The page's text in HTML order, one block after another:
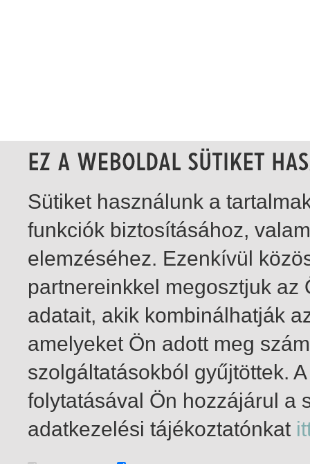
1-6 / insgesamt 6 Treffer
Sütiket használunk a
funkciók biztosításához,
elemzéséhez. Ezenkívül
partnereinkkel megosztjuk
adatait, akik kombinálhatják
amelyeket Ön adott meg
szolgáltatásokból gyűjtöttek.
folytatásával Ön hozzájárul a
adatkezelési tájékoztatónkat